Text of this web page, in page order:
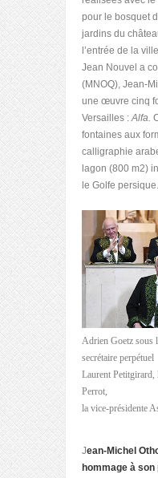
pour le bosquet
jardins du
l’entrée de la
Jean Nouvel a
(MNOQ), Jean-
une œuvre cinq
Versailles :Alfa.
fontaines aux
calligraphie
lagon (800 m2)
le Golfe persique.
Adrien Goetz sous
secrétaire perpétuel
Laurent Petitgirard,
Perrot,
la vice-présidente
Jean-Michel
hommage à